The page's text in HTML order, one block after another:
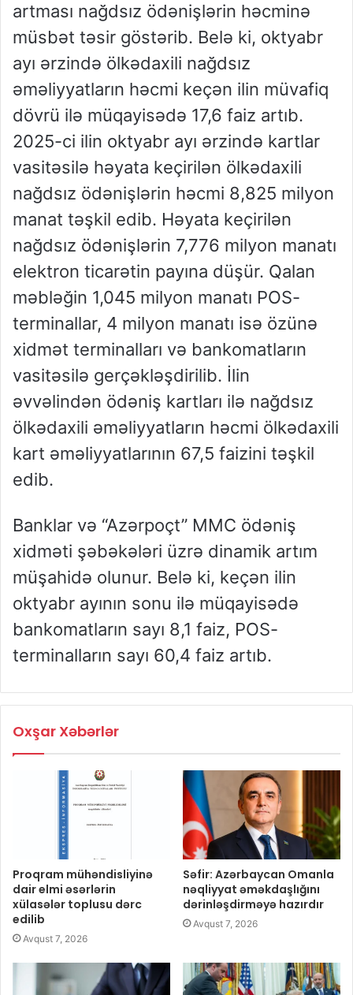
artması nağdsız ödənişlərin həcminə
müsbət təsir göstərib. Belə ki, oktyabr
ayı ərzində ölkədaxili nağdsız
əməliyyatların həcmi keçən ilin müvafiq
dövrü ilə müqayisədə 17,6 faiz artıb.
2025-ci ilin oktyabr ayı ərzində kartlar
vasitəsilə həyata keçirilən ölkədaxili
nağdsız ödənişlərin həcmi 8,825 milyon
manat təşkil edib. Həyata keçirilən
nağdsız ödənişlərin 7,776 milyon manatı
elektron ticarətin payına düşür. Qalan
məbləğin 1,045 milyon manatı POS-
terminallar, 4 milyon manatı isə özünə
xidmət terminalları və bankomatların
vasitəsilə gerçəkləşdirilib. İlin
əvvəlindən ödəniş kartları ilə nağdsız
ölkədaxili əməliyyatların həcmi ölkədaxili
kart əməliyyatlarının 67,5 faizini təşkil
edib.
Banklar və “Azərpoçt” MMC ödəniş
xidməti şəbəkələri üzrə dinamik artım
müşahidə olunur. Belə ki, keçən ilin
oktyabr ayının sonu ilə müqayisədə
bankomatların sayı 8,1 faiz, POS-
terminalların sayı 60,4 faiz artıb.
Oxşar Xəbərlər
Proqram mühəndisliyinə
dair elmi əsərlərin
xülasələr toplusu dərc
edilib
Avqust 7, 2026
Səfir: Azərbaycan Omanla
nəqliyyat əməkdaşlığını
dərinləşdirməyə hazırdır
Avqust 7, 2026